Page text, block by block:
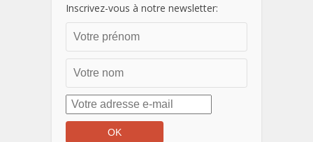
Inscrivez-vous à notre newsletter: